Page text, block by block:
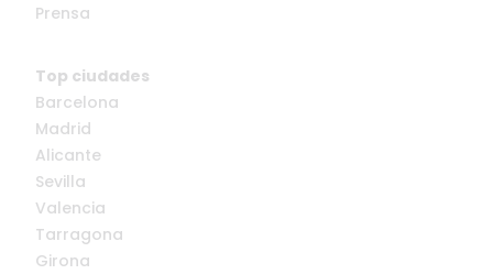
Prensa
Top ciudades
Barcelona
Madrid
Alicante
Sevilla
Valencia
Tarragona
Girona